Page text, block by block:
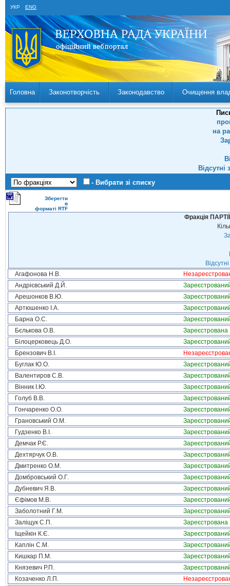
УКР ENG
Головна Законотворчість Законодавство Очищення
на
- Вибрати зі списку
Зберегти
в
форматі RTF
Фракція
Агафонова Н.В.
Андрієвський Д.Й.
Арешонков В.Ю.
Артюшенко І.А.
Барна О.С.
Бєлькова О.В.
Зареєстрована
Білоцерковець Д.О.
Брензович В.І.
Буглак Ю.О.
Валентиров С.В.
Вінник І.Ю.
Голуб В.В.
Гончаренко О.О.
Грановський О.М.
Гудзенко В.І.
Демчак Р.Є.
Дехтярчук О.В.
Дмитренко О.М.
Домбровський О.Г.
Дубневич Я.В.
Єфімов М.В.
Заболотний Г.М.
Заліщук С.П.
Зареєстрована
Іщейкін К.Є.
Каплін С.М.
Кишкар П.М.
Князевич Р.П.
Козаченко Л.П.